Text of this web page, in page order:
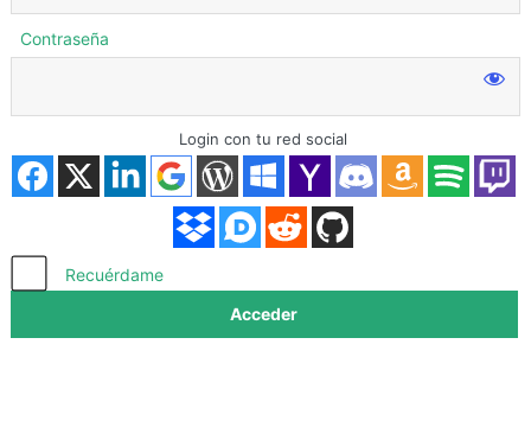
Acceder
Contraseña
Login con tu red social
Recuérdame